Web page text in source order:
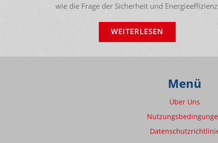
wie die Frage der Sicherheit und
Einfluss von Hebeschiebetüren auf den
Immobilienwert sowie Tipps zur Auswahl des
WEITERLESEN
Menü
Über Uns